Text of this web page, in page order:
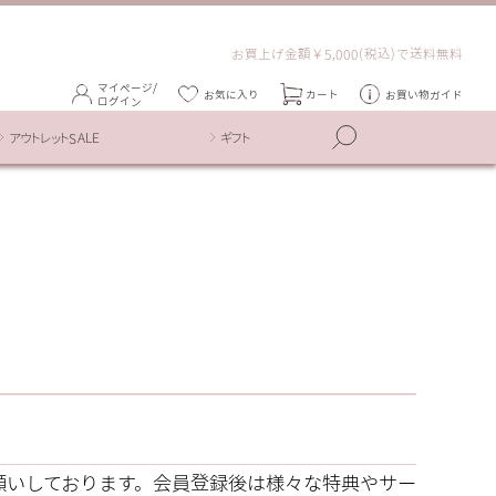
お買上げ金額￥5,000(税込)で送料無料
マイページ/
ログイン
お気に入り カート お買い物ガイド
アウトレットSALE ギフト
しております。会員登録後は様々な特典やサー